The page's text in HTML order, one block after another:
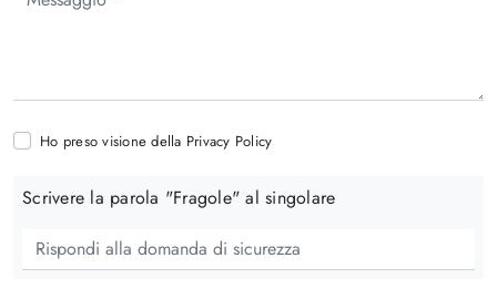
Ho preso visione della Privacy Policy
Scrivere la parola "Fragole" al singolare